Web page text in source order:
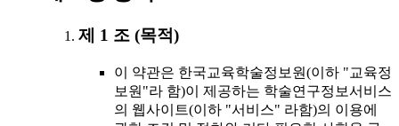
제 1 조 (목적)
이 약관은 한국교육학술정보원(이하 "교육정
보원"라 함)이 제공하는 학술연구정보서비스
의 웹사이트(이하 "서비스" 라함)의 이용에